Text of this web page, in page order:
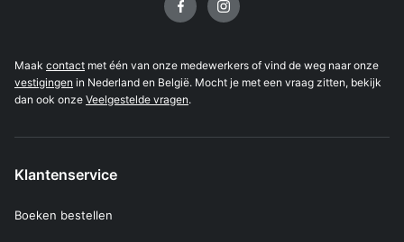
Maak contact met één van onze medewerkers of vind de weg naar onze
vestigingen in Nederland en België. Mocht je met een vraag zitten, bekijk
dan ook onze Veelgestelde vragen.
Klantenservice
Boeken bestellen